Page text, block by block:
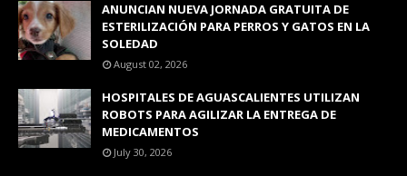
ANUNCIAN NUEVA JORNADA GRATUITA DE
ESTERILIZACIÓN PARA PERROS Y GATOS EN LA
SOLEDAD
August 02, 2026
HOSPITALES DE AGUASCALIENTES UTILIZAN
ROBOTS PARA AGILIZAR LA ENTREGA DE
MEDICAMENTOS
July 30, 2026